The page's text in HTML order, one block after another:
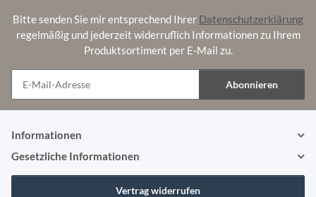
Bitte senden Sie mir entsprechend Ihrer Datenschutzerklärung
regelmäßig und jederzeit widerruflich Informationen zu Ihrem
Produktsortiment per E-Mail zu.
Abonnieren
Informationen
Gesetzliche Informationen
Vertrag widerrufen